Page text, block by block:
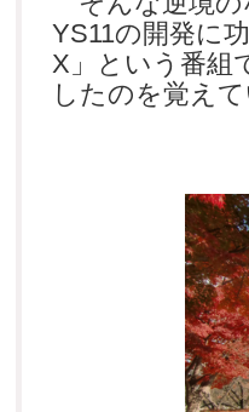
YS11の開発に
X」という番組
したのを覚え